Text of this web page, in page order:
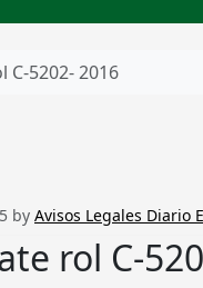
C-5202- 2016
by Avisos Legales Diario
rol C-